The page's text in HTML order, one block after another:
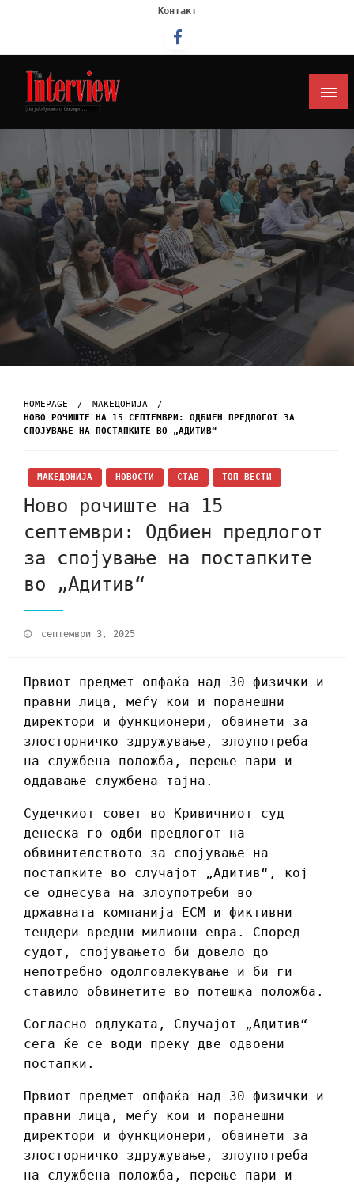
Контакт
Интервју
HOMEPAGE
МАКЕДОНИЈА
НОВО РОЧИШТЕ НА 15 СЕПТЕМВРИ: ОДБИЕН ПРЕДЛОГОТ ЗА
СПОЈУВАЊЕ НА ПОСТАПКИТЕ ВО „АДИТИВ“
МАКЕДОНИЈА НОВОСТИ СТАВ ТОП ВЕСТИ
Ново рочиште на 15
септември: Одбиен предлогот
за спојување на постапките
во „Адитив“
септември 3, 2025
Првиот предмет опфаќа над 30 физички и
правни лица, меѓу кои и поранешни
директори и функционери, обвинети за
злосторничко здружување, злоупотреба
на службена положба, перење пари и
оддавање службена тајна.
Судечкиот совет во Кривичниот суд
денеска го одби предлогот на
обвинителството за спојување на
постапките во случајот „Адитив“, кој
се однесува на злоупотреби во
државната компанија ЕСМ и фиктивни
тендери вредни милиони евра. Според
судот, спојувањето би довело до
непотребно одолговлекување и би ги
ставило обвинетите во потешка положба.
Согласно одлуката, Случајот „Адитив“
сега ќе се води преку две одвоени
постапки.
Првиот предмет опфаќа над 30 физички и
правни лица, меѓу кои и поранешни
директори и функционери, обвинети за
злосторничко здружување, злоупотреба
на службена положба, перење пари и